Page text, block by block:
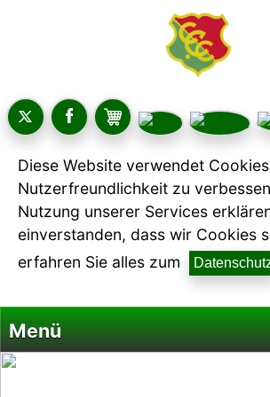
Diese Website verwendet
Nutzerfreundlichkeit zu
Nutzung unserer Services
einverstanden, dass wir Cookies
erfahren Sie alles zum
Menü